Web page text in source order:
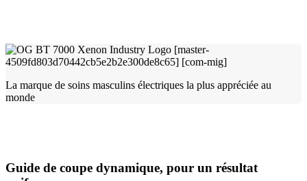
La marque de soins masculins électriques la plus appréciée au
monde
Guide de coupe dynamique, pour un résultat